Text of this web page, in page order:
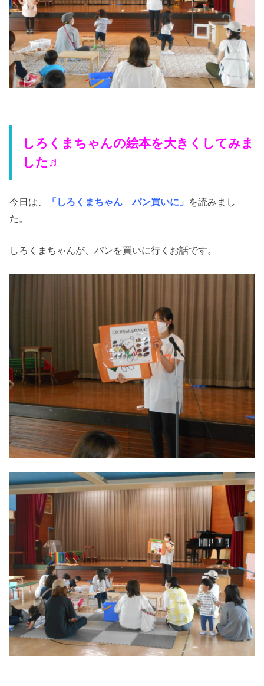
しろくまちゃんの絵本を大きくしてみま
した♬
今日は、 「しろくまちゃん パン買いに」 を読みまし
た。
しろくまちゃんが、パンを買いに行くお話です。